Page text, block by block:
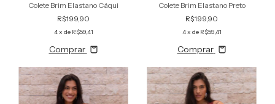
Colete Brim Elastano Cáqui
R$199,90
4x de R$59,41
Comprar
Colete Brim Elastano Preto
R$199,90
4x de R$59,41
Comprar